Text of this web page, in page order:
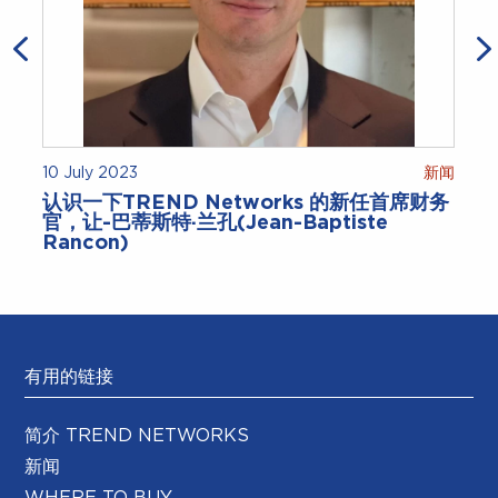
10 July 2023 新闻
认识一下TREND Networks 的新任首席财务
官，让-巴蒂斯特·兰孔(Jean-Baptiste
Rancon)
有用的链接
简介 TREND NETWORKS
新闻